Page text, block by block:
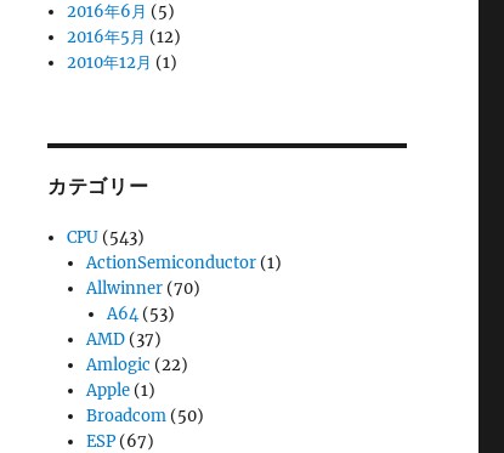
2016年6月 (5)
2016年5月 (12)
2010年12月 (1)
カテゴリー
CPU (543)
ActionSemiconductor (1)
Allwinner (70)
A64(53)
AMD (37)
Amlogic (22)
Apple (1)
Broadcom (50)
ESP (67)